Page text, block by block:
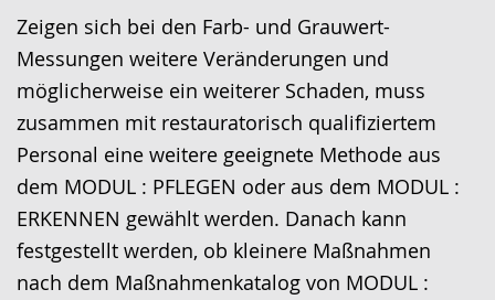
Zeigen sich bei den Farb- und Grauwert-
Messungen weitere Veränderungen und
möglicherweise ein weiterer Schaden, muss
zusammen mit restauratorisch qualifiziertem
Personal eine weitere geeignete Methode aus
dem MODUL : PFLEGEN oder aus dem MODUL :
ERKENNEN gewählt werden. Danach kann
festgestellt werden, ob kleinere Maßnahmen
nach dem Maßnahmenkatalog von MODUL :